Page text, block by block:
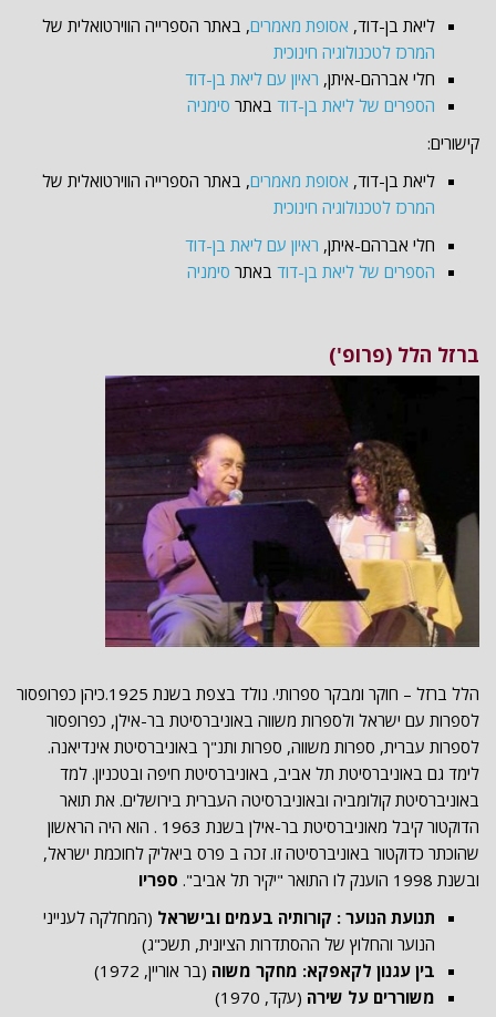
ליאת בן-דוד, ‏ אסופת מאמרים, באתר הספרייה הווירטואלית של
המרכז לטכנולוגיה חינוכית
חלי אברהם-איתן, ראיון עם ליאת בן-דוד
הספרים של ליאת בן-דוד באתר סימניה
קישורים:
ליאת בן-דוד, ‏ אסופת מאמרים, באתר הספרייה הווירטואלית של
המרכז לטכנולוגיה חינוכית
חלי אברהם-איתן, ראיון עם ליאת בן-דוד
הספרים של ליאת בן-דוד באתר סימניה
ברזל הלל (פרופ')
הלל ברזל – חוקר ומבקר ספרותי. נולד בצפת בשנת 1925.כיהן כפרופסור
לספרות עם ישראל ולספרות משווה באוניברסיטת בר-אילן, כפרופסור
לספרות עברית, ספרות משווה, ספרות ותנ"ך באוניברסיטת אינדיאנה.
לימד גם באוניברסיטת תל אביב, באוניברסיטת חיפה ובטכניון. למד
באוניברסיטת קולומביה ובאוניברסיטה העברית בירושלים. את תואר
הדוקטור קיבל מאוניברסיטת בר-אילן בשנת 1963 . הוא היה הראשון
שהוכתר כדוקטור באוניברסיטה זו. זכה ב פרס ביאליק לחוכמת ישראל,
ובשנת 1998 הוענק לו התואר "יקיר תל אביב".
ספריו
תנועת הנוער : קורותיה בעמים ובישראל (המחלקה לענייני
הנוער והחלוץ של ההסתדרות הציונית, תשכ"ג)
בין עגנון לקאפקא: מחקר משוה (בר אוריין, 1972)
משוררים על שירה (עקד, 1970)